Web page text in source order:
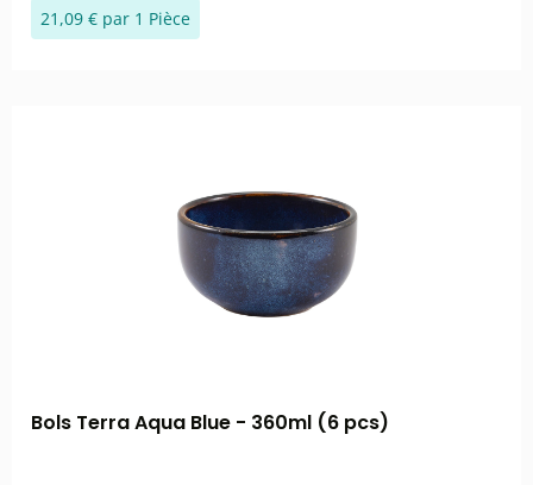
21,09 € par 1 Pièce
Bols Terra Aqua Blue - 360ml (6 pcs)